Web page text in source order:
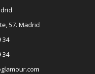
57. Madrid
34
34